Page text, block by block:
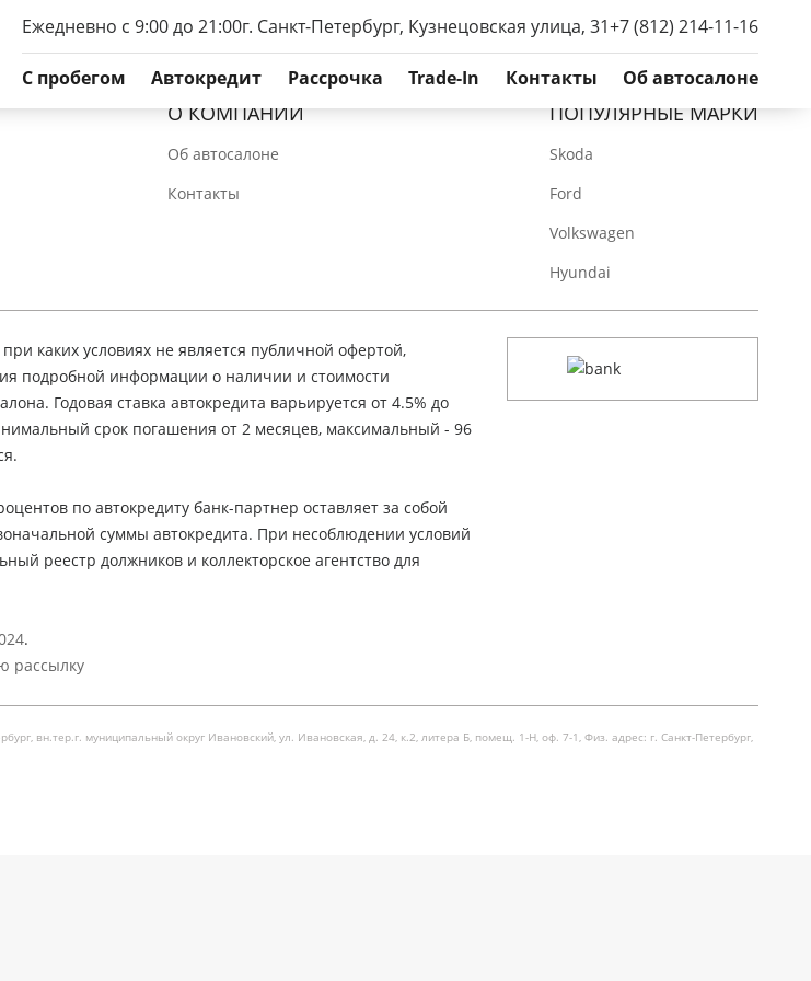
Ежедневно с 9:00 до 21:00г. Санкт-Петербург, Кузнецовская улица, 31+7 (812) 214-11-16
C пробегом Автокредит Рассрочка Trade-In Контакты Об автосалоне
О КОМПАНИИ
Об автосалоне
Контакты
ПОПУЛЯРНЫЕ МАРКИ
Skoda
Ford
Volkswagen
Hyundai
каких условиях не является публичной офертой,
подробной информации о наличии и стоимости
Годовая ставка автокредита варьируется от 4.5% до
срок погашения от 2 месяцев, максимальный - 96
по автокредиту банк-партнер оставляет за собой
суммы автокредита. При несоблюдении условий
реестр должников и коллекторское агентство для
.
рассылку
вн.тер.г. муниципальный округ Ивановский, ул. Ивановская, д. 24, к.2, литера Б, помещ. 1-Н, оф. 7-1, Физ. адрес: г. Санкт-Петербург,